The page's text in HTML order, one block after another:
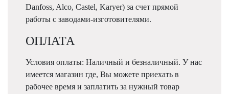
Danfoss, Alco, Castel, Karyer) за счет прямой
работы с заводами-изготовителями.
ОПЛАТА
Условия оплаты: Наличный и безналичный. У нас
имеется магазин где, Вы можете приехать в
рабочее время и заплатить за нужный товар